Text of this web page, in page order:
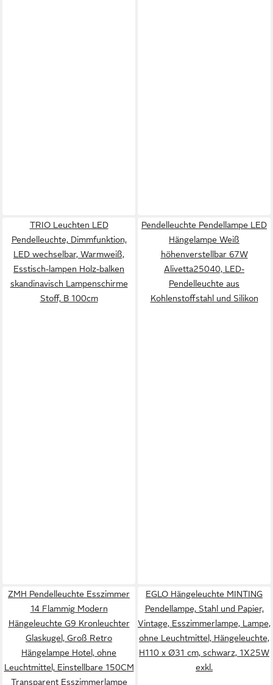
TRIO Leuchten LED
Pendelleuchte, Dimmfunktion,
LED wechselbar, Warmweiß,
Esstisch-lampen Holz-balken
skandinavisch Lampenschirme
Stoff, B 100cm
Pendelleuchte Pendellampe LED
Hängelampe Weiß
höhenverstellbar 67W
Alivetta25040, LED-
Pendelleuchte aus
Kohlenstoffstahl und Silikon
ZMH Pendelleuchte Esszimmer
14 Flammig Modern
Hängeleuchte G9 Kronleuchter
Glaskugel, Groß Retro
Hängelampe Hotel, ohne
Leuchtmittel, Einstellbare 150CM
Transparent Esszimmerlampe
EGLO Hängeleuchte MINTING
Pendellampe, Stahl und Papier,
Vintage, Esszimmerlampe, Lampe,
ohne Leuchtmittel, Hängeleuchte,
H110 x Ø31 cm, schwarz, 1X25W
exkl.